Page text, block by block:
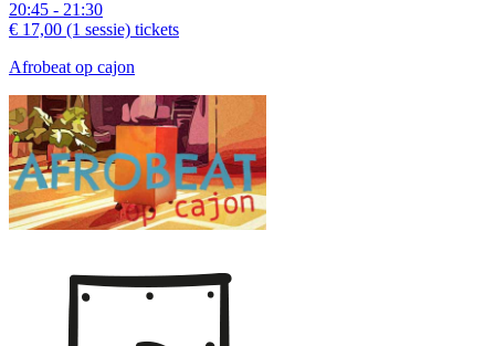
20:45 - 21:30
€ 17,00 (1 sessie) tickets
Afrobeat op cajon